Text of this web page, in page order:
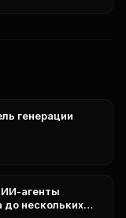
генерации
ИИ-агенты
до нескольких